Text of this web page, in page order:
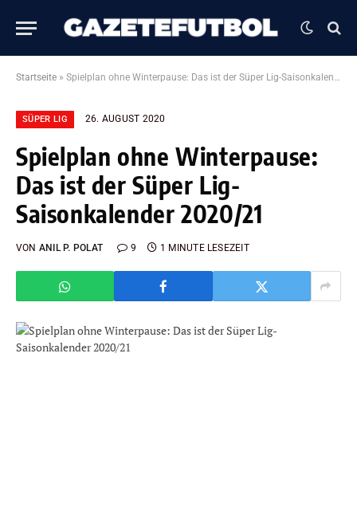
Startseite » Spielplan ohne Winterpause: Das ist der Süper Lig-Saisonkalender 2020/21
SÜPER LIG 26. AUGUST 2020
Spielplan ohne Winterpause:
Das ist der Süper Lig-
Saisonkalender 2020/21
VON ANIL P. POLAT 9 1 MINUTE LESEZEIT